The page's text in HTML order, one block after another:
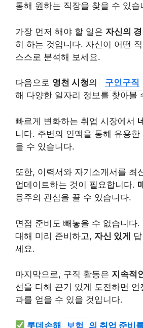
통해 원하는 직장을 찾을 수 있습
가장 먼저 해야 할 일은 자신의
히 하는 것입니다. 자신이 어떤
스스로 분석해 보세요.
다음으로 영천 시청의 구인구직
해 다양한 일자리 정보를 찾아볼
빠르게 변화하는 취업 시장에서
니다. 주변의 인맥을 통해 유용한
을 수 있습니다.
또한, 이력서와 자기소개서를 최
업데이트하는 것이 필요합니다.
용주의 관심을 끌 수 있습니다.
면접 준비도 빼놓을 수 없습니다.
대해 미리 준비하고, 자신 있게
세요.
마지막으로, 구직 활동은 지속적
선을 다해 끈기 있게 도전하면 언
과를 얻을 수 있을 것입니다.
롯데손해 보험 의 취업 준비